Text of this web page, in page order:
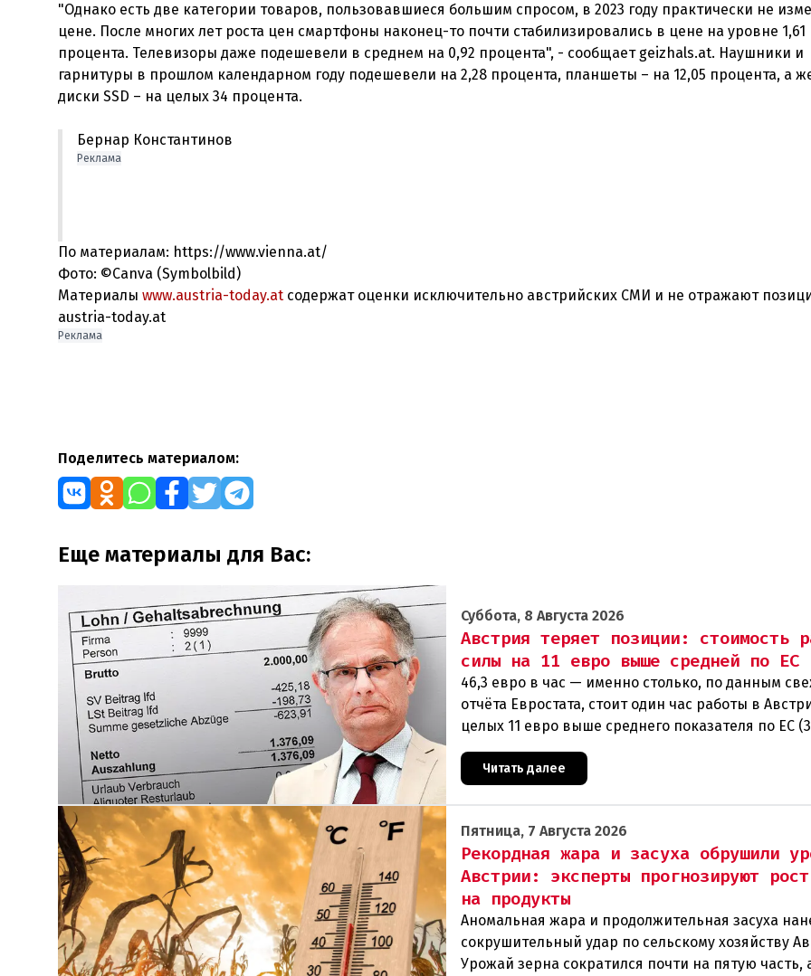
"Однако есть две категории товаров, пользовавшиеся большим спросом, в 2023 году практически не
цене. После многих лет роста цен смартфоны наконец-то почти стабилизировались в цене на уровне 1,61
процента. Телевизоры даже подешевели в среднем на 0,92 процента", - сообщает geizhals.at. Наушники и
гарнитуры в прошлом календарном году подешевели на 2,28 процента, планшеты – на 12,05 процента, а
Бернар Константинов
Реклама
По материалам: https://www.vienna.at/
Фото: ©Canva (Symbolbild)
Материалы www.austria-today.at содержат оценки исключительно австрийских СМИ и не отражают
austria-today.at
Реклама
Поделитесь материалом:
Еще материалы для Вас:
Суббота, 8 Августа 2026
Австрия теряет позиции: стоимость
силы на 11 евро выше средней по ЕС
46,3 евро в час — именно столько, по данным
отчёта Евростата, стоит один час работы в
целых 11 евро выше среднего показателя по ЕС
Читать далее
Пятница, 7 Августа 2026
Рекордная жара и засуха обрушили
Австрии: эксперты прогнозируют
на продукты
Аномальная жара и продолжительная засуха
сокрушительный удар по сельскому хозяйству
Урожай зерна сократился почти на пятую часть,